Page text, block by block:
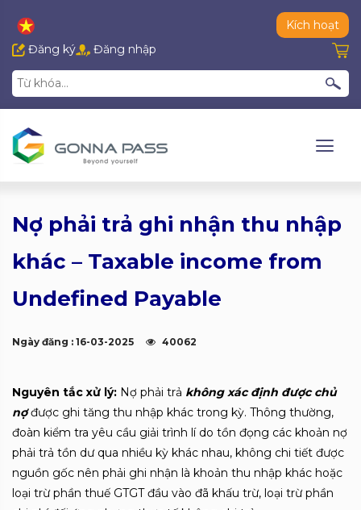
Kích hoạt
Đăng ký
Đăng nhập
Nợ phải trả ghi nhận thu nhập
khác – Taxable income from
Undefined Payable
Ngày đăng : 16-03-2025 40062
Nguyên tắc xử lý: Nợ phải trả không xác định được chủ
nợđược ghi tăng thu nhập khác trong kỳ. Thông thường,
đoàn kiểm tra yêu cầu giải trình lí do tồn đọng các khoản nợ
phải trả tồn dư qua nhiều kỳ khác nhau, không chi tiết được
nguồn gốc nên phải ghi nhận là khoản thu nhập khác hoặc
loại trừ phần thuế GTGT đầu vào đã khấu trừ, loại trừ phần